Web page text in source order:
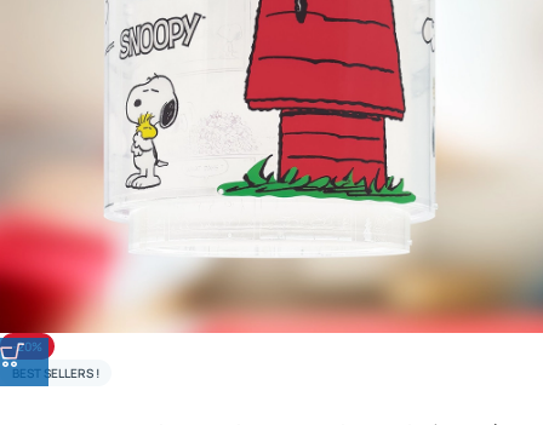
-20%
BEST SELLERS !